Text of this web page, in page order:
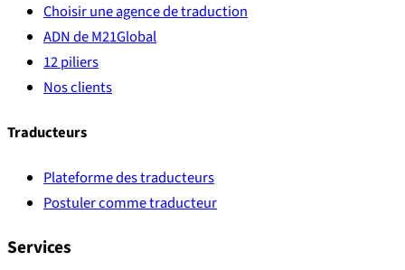
Choisir une agence de traduction
ADN de M21Global
12 piliers
Nos clients
Traducteurs
Plateforme des traducteurs
Postuler comme traducteur
Services